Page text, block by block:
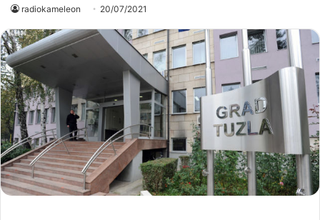
radiokameleon 20/07/2021